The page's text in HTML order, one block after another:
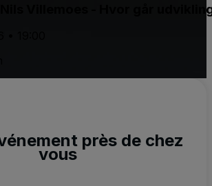
Nils Villemoes - Hvor går
près de chez
vous